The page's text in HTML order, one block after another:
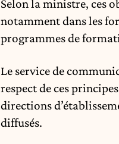
Selon la ministre, ces
notamment dans les
programmes de
Le service de
respect de ces
directions
diffusés.